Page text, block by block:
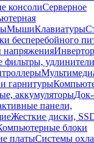
консолиСерверное
МышиКлавиатуры
бесперебойного
напряжения
фильтры, удлинители
гарнитуры
аккумуляторы
панели,
Жесткие диски,
блоки
платыСистемы